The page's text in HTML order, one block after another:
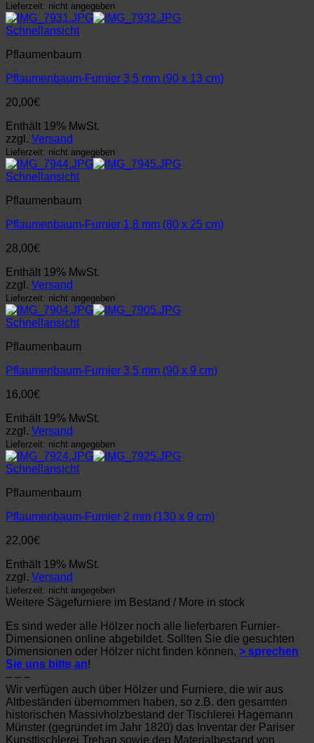
Lieferzeit: nicht angegeben
Schnellansicht
Pflaumenbaum
Pflaumenbaum-Furnier 3,5 mm (90 x 13 cm)
20,00€
Enthält 19% MwSt.
zzgl. Versand
Lieferzeit: nicht angegeben
Schnellansicht
Pflaumenbaum
Pflaumenbaum-Furnier 1,8 mm (80 x 25 cm)
28,00€
Enthält 19% MwSt.
zzgl. Versand
Lieferzeit: nicht angegeben
Schnellansicht
Pflaumenbaum
Pflaumenbaum-Furnier 3,5 mm (90 x 9 cm)
16,00€
Enthält 19% MwSt.
zzgl. Versand
Lieferzeit: nicht angegeben
Schnellansicht
Pflaumenbaum
Pflaumenbaum-Furnier 2 mm (130 x 9 cm)
22,00€
Enthält 19% MwSt.
zzgl. Versand
Lieferzeit: nicht angegeben
Weitere Sägefurniere im Bestand / More in stock
Es sind weder alle Hölzer noch alle lieferbaren Furnier-
Dimensionen online abgebildet. Sollten Sie die gesuchten
Dimensionen oder Hölzer nicht finden können, > sprechen
Sie uns bitte an!
– – –
Wir verfügen auch über Hölzer und Furniere, die wir aus
Altbeständen übernommen haben, so z.B. den gesamten
historischen Massivholzbestand der Tischlerei Hagemann
Münster (gegründet im Jahr 1820) das Inventar der Pariser
Kunsttischlerei Trehan sowie den Materialbestand von